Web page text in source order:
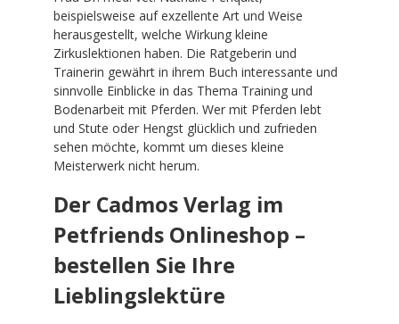
beispielsweise auf exzellente Art und Weise
herausgestellt, welche Wirkung kleine
Zirkuslektionen haben. Die Ratgeberin und
Trainerin gewährt in ihrem Buch interessante und
sinnvolle Einblicke in das Thema Training und
Bodenarbeit mit Pferden. Wer mit Pferden lebt
und Stute oder Hengst glücklich und zufrieden
sehen möchte, kommt um dieses kleine
Meisterwerk nicht herum.
Der Cadmos Verlag im
Petfriends Onlineshop –
bestellen Sie Ihre
Lieblingslektüre